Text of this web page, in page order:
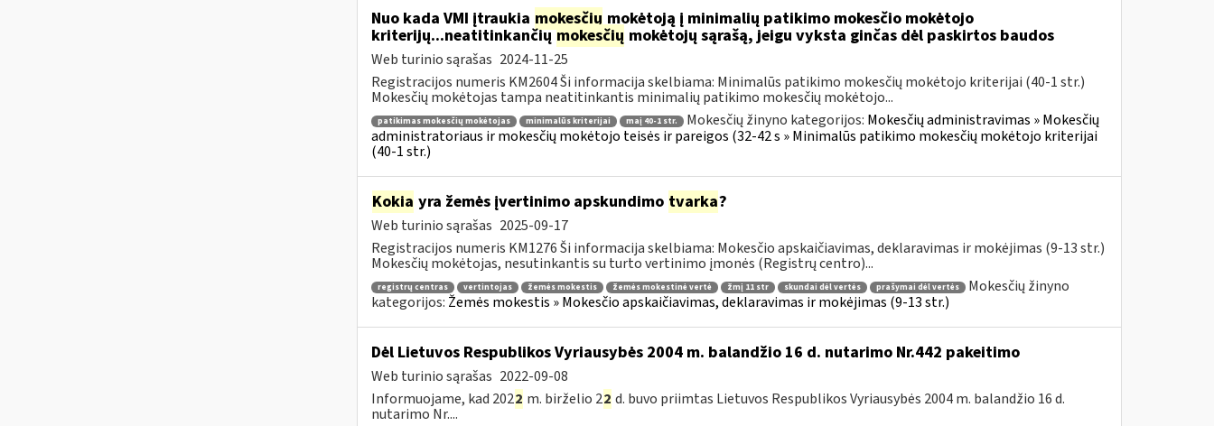
Nuo kada VMI įtraukia mokesčiųmokėtoją į minimalių patikimo mokesčio mokėtojo
kriterijų...neatitinkančiųmokesčių mokėtojų sąrašą, jeigu vyksta ginčas dėl paskirtos baudos
Web turinio sąrašas 2024-11-25
Registracijos numeris KM2604 Ši informacija skelbiama: Minimalūs patikimo mokesčių mokėtojo kriterijai (40-1 str.)
Mokesčių mokėtojas tampa neatitinkantis minimalių patikimo mokesčių mokėtojo...
patikimas mokesčių mokėtojas minimalūs kriterijai maį 40-1 str. Mokesčių žinyno kategorijos: Mokesčių administravimas » Mokesčių
administratoriaus ir mokesčių mokėtojo teisės ir pareigos (32-42 s » Minimalūs patikimo mokesčių mokėtojo kriterijai
(40-1 str.)
Kokia yra žemės įvertinimo apskundimo tvarka?
Web turinio sąrašas 2025-09-17
Registracijos numeris KM1276 Ši informacija skelbiama: Mokesčio apskaičiavimas, deklaravimas ir mokėjimas (9-13 str.)
Mokesčių mokėtojas, nesutinkantis su turto vertinimo įmonės (Registrų centro)...
registrų centras vertintojas žemės mokestis žemės mokestinė vertė žmį 11 str skundai dėl vertės prašymai dėl vertės
Mokesčių žinyno
kategorijos: Žemės mokestis » Mokesčio apskaičiavimas, deklaravimas ir mokėjimas (9-13 str.)
Dėl Lietuvos Respublikos Vyriausybės 2004 m. balandžio 16 d. nutarimo Nr.442 pakeitimo
Web turinio sąrašas 2022-09-08
Informuojame, kad 2022 m. birželio 22 d. buvo priimtas Lietuvos Respublikos Vyriausybės 2004 m. balandžio 16 d.
nutarimo Nr....